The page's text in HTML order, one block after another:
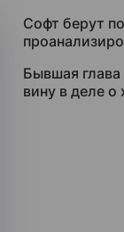
Софт берут
Бывшая
вину в деле